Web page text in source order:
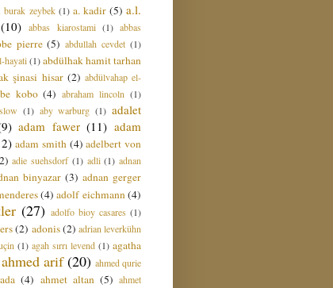
burak zeybek (1) a. kadir (5) a.l.
(10) abbas kiarostami (1) abbas
pierre (5) abdullah cevdet (1)
hayati(1)abdülhak hamit tarhan
şinasi hisar (2) abdülvahap el-
kobo (4) abraham lincoln (1)
(1) aby warburg (1) adalet
adam fawer (11) adam
adam smith (4) adelbert von
adie suehsdorf (1) adli (1) adnan
binyazar (3) adnan gerger
(4) adolf eichmann (4)
(27) adolfo bioy casares (1)
(2) adonis(2) adrian leverkühn
(1) agah sırrı levend (1) agatha
ahmed arif (20) ahmed qurie
(4) ahmet altan (5) ahmet